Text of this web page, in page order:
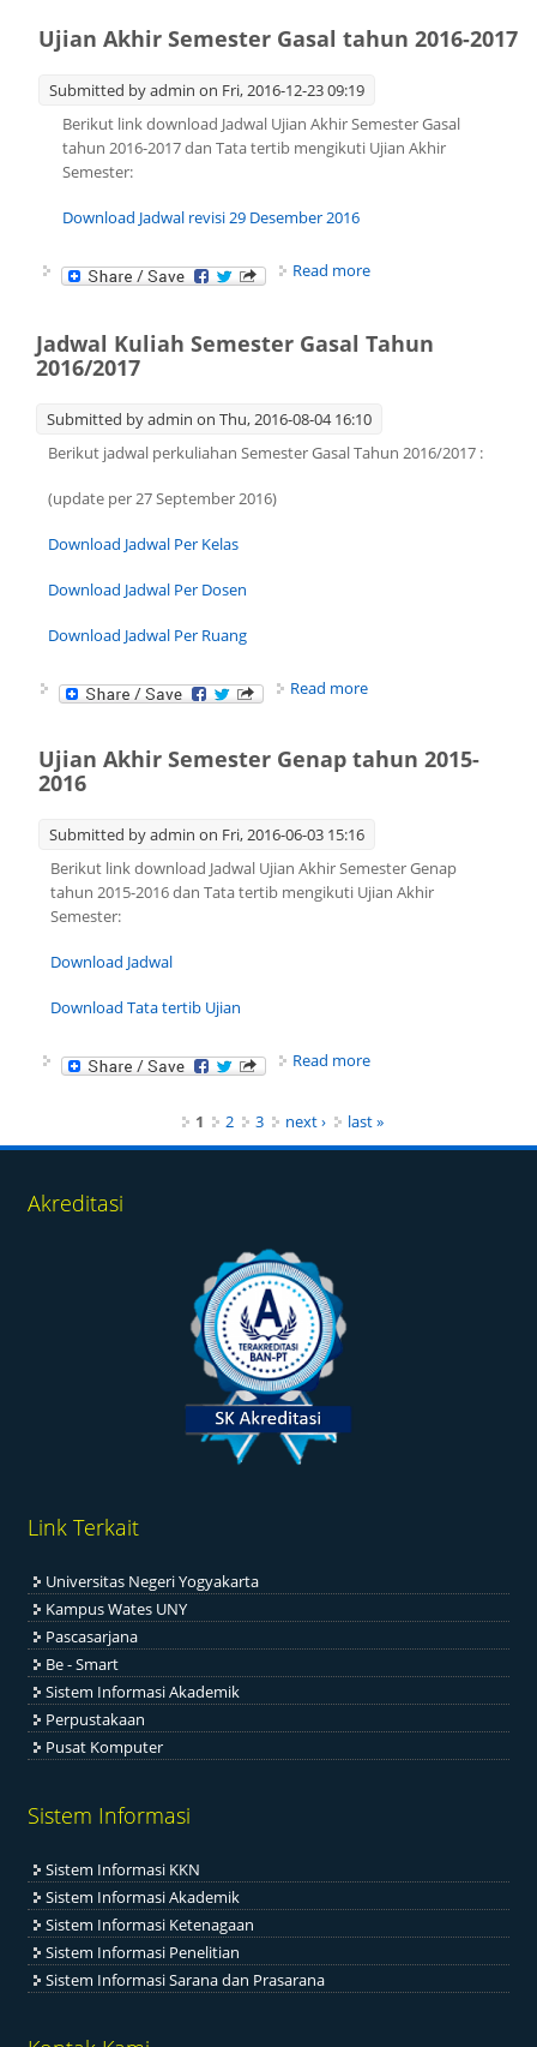
2016/2017
Ujian Akhir Semester Gasal tahun 2016-2017
Submitted byadmin on Fri, 2016-12-23 09:19
Berikut link download Jadwal Ujian Akhir Semester Gasal
tahun 2016-2017 dan Tata tertib mengikuti Ujian Akhir
Semester:
Download Jadwal revisi 29 Desember 2016
Read more
Jadwal Kuliah Semester Gasal Tahun
2016/2017
Submitted byadmin on Thu, 2016-08-04 16:10
Berikut jadwal perkuliahan Semester Gasal Tahun 2016/2017 :
(update per 27 September 2016)
Download Jadwal Per Kelas
Download Jadwal Per Dosen
Download Jadwal Per Ruang
Read more
Ujian Akhir Semester Genap tahun 2015-
2016
Submitted byadmin on Fri, 2016-06-03 15:16
Berikut link download Jadwal Ujian Akhir Semester Genap
tahun 2015-2016 dan Tata tertib mengikuti Ujian Akhir
Semester:
Download Jadwal
Download Tata tertib Ujian
Read more
1 2 3 next › last »
Akreditasi
Link Terkait
Universitas Negeri Yogyakarta
Kampus Wates UNY
Pascasarjana
Be - Smart
Sistem Informasi Akademik
Perpustakaan
Pusat Komputer
Sistem Informasi
Sistem Informasi KKN
Sistem Informasi Akademik
Sistem Informasi Ketenagaan
Sistem Informasi Penelitian
Sistem Informasi Sarana dan Prasarana